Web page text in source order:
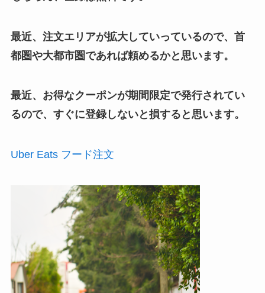
最近、注文エリアが拡大していっているので、首
都圏や大都市圏であれば頼めるかと思います。
最近、お得なクーポンが期間限定で発行されてい
るので、すぐに登録しないと損すると思います。
Uber Eats フード注文